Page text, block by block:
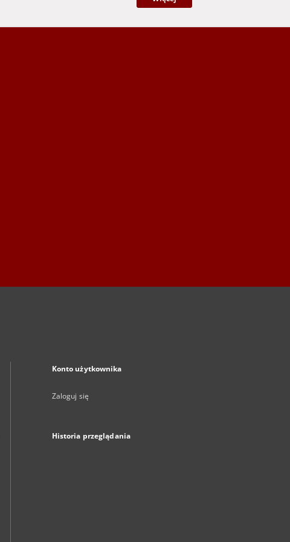
Konto użytkownika
Zaloguj się
Historia przeglądania